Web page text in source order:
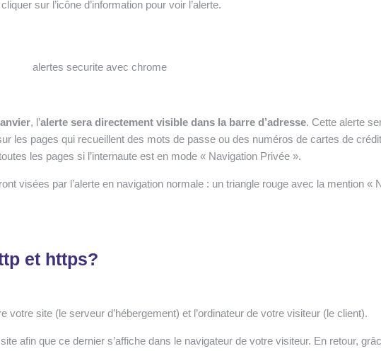
sur l’icône d’information pour voir l’alerte.
, l’alerte sera directement visible dans la barre d’adresse. Cette alerte
les pages qui recueillent des mots de passe ou des numéros de cartes de
les pages si l’internaute est en mode « Navigation Privée ».
visées par l’alerte en navigation normale : un triangle rouge avec la mention «
et https?
site (le serveur d’hébergement) et l’ordinateur de votre visiteur (le client).
afin que ce dernier s’affiche dans le navigateur de votre visiteur. En retour,